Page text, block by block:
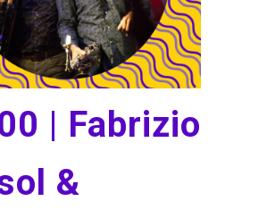
| Fabrizio
&